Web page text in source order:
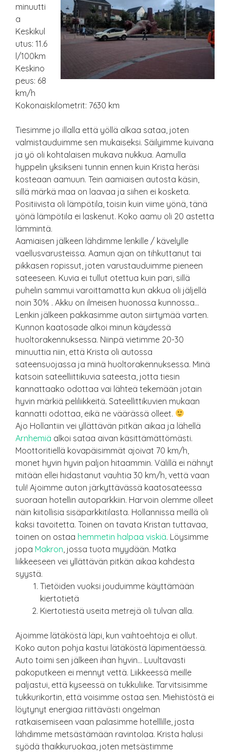
minuutti
a
Keskikul
utus: 11.6
l/100km
Keskino
peus: 68
km/h
Kokonaiskilometrit: 7630 km
Tiesimme jo illalla että yöllä alkaa sataa, joten
valmistauduimme sen mukaiseksi. Säilyimme kuivana
ja yö oli kohtalaisen mukava nukkua. Aamulla
hyppelin yksikseni tunnin ennen kuin Krista heräsi
kosteaan aamuun. Tein aamiaisen autosta käsin,
sillä märkä maa on laavaa ja siihen ei kosketa.
Positiivista oli lämpötila, toisin kuin viime yönä, tänä
yönä lämpötila ei laskenut. Koko aamu oli 20 astetta
lämmintä.
Aamiaisen jälkeen lähdimme lenkille / kävelylle
vaellusvarusteissa. Aamun ajan on tihkuttanut tai
pikkasen ropissut, joten varustauduimme pieneen
sateeseen. Kuvia ei tullut otettua kuin pari, sillä
puhelin sammui varoittamatta kun akkua oli jäljellä
noin 30% . Akku on ilmeisen huonossa kunnossa…
Lenkin jälkeen pakkasimme auton siirtymää varten.
Kunnon kaatosade alkoi minun käydessä
huoltorakennuksessa. Niinpä vietimme 20-30
minuuttia niin, että Krista oli autossa
sateensuojassa ja minä huoltorakennuksessa. Minä
katsoin sateelliittikuvia sateesta, jotta tiesin
kannattaako odottaa vai lähteä tekemään jotain
hyvin märkiä peliliikkeitä. Sateellittikuvien mukaan
kannatti odottaa, eikä ne väärässä olleet.
Ajo Hollantiin vei yllättävän pitkän aikaa ja lähellä
Arnhemiä alkoi sataa aivan käsittämättömästi.
Moottoritiellä kovapäisimmät ajoivat 70 km/h,
monet hyvin hyvin paljon hitaammin. Välillä ei nähnyt
mitään ellei hidastanut vauhtia 30 km/h, vettä vaan
tuli! Ajoimme auton järkyttävässä kaatosateessa
suoraan hotellin autoparkkiin. Harvoin olemme olleet
näin kiitollisia sisäparkkitilasta. Hollannissa meillä oli
kaksi tavoitetta. Toinen on tavata Kristan tuttavaa,
toinen on ostaa hemmetin halpaa viskiä. Löysimme
jopa Makron , jossa tuota myydään. Matka
liikkeeseen vei yllättävän pitkän aikaa kahdesta
syystä.
Tietöiden vuoksi jouduimme käyttämään
kiertotietä
Kiertotiestä useita metrejä oli tulvan alla.
Ajoimme lätäköstä läpi, kun vaihtoehtoja ei ollut.
Koko auton pohja kastui lätäköstä läpimentäessä.
Auto toimi sen jälkeen ihan hyvin… Luultavasti
pakoputkeen ei mennyt vettä. Liikkeessä meille
paljastui, että kyseessä on tukkuliike. Tarvitsisimme
tukkurikortin, että voisimme ostaa sen. Miehistöstä ei
löytynyt energiaa riittävästi ongelman
ratkaisemiseen vaan palasimme hotelllille, josta
lähdimme metsästämään ravintolaa. Krista halusi
syödä thaikkuruokaa, joten metsästimme